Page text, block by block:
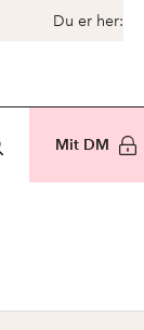
Du er her:
Mit DM